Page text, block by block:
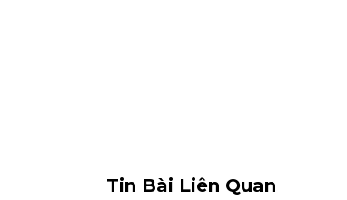
Tin Bài Liên Quan